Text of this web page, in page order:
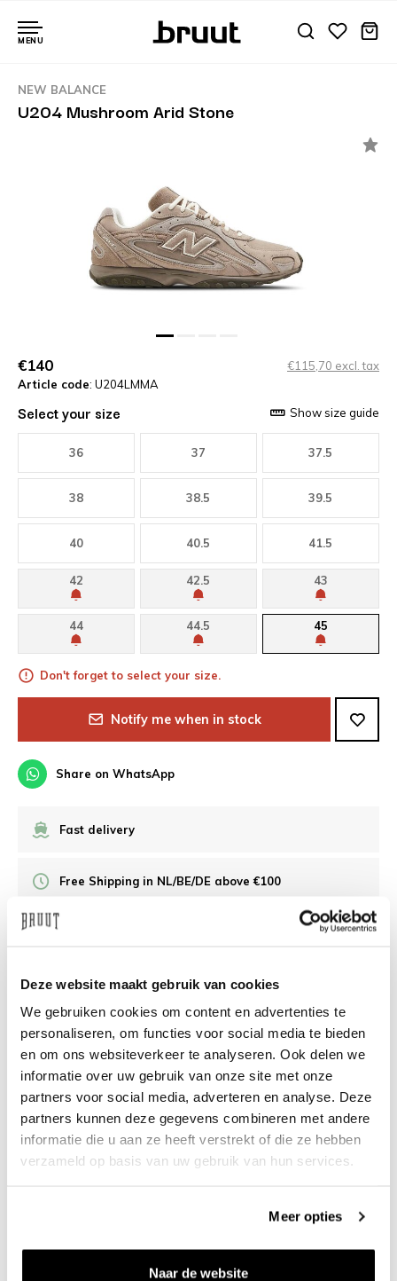
Deze website maakt gebruik van cookies
We gebruiken cookies om content en advertenties te
personaliseren, om functies voor social media te bieden
en om ons websiteverkeer te analyseren. Ook delen we
informatie over uw gebruik van onze site met onze
partners voor social media, adverteren en analyse. Deze
partners kunnen deze gegevens combineren met andere
informatie die u aan ze heeft verstrekt of die ze hebben
verzameld op basis van uw gebruik van hun services.
Meer opties
Naar de website
MENU
NEW BALANCE
U204 Mushroom Arid Stone
€140
€115,70 excl. tax
Article code: U204LMMA
Select your size Show size guide
36 37 37.5
38 38.5 39.5
40 40.5 41.5
42 42.5 43
44 44.5 45
Don't forget to select your size.
Notify me when in stock
Share on WhatsApp
Fast delivery
Free Shipping in NL/BE/DE above €100
/10 on Feedback Company
Need help?We're glad to help
About this product
Shipment and returns
Related products